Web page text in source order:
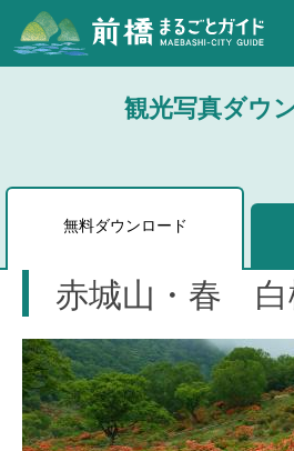
観光写真ダウ
無料ダウンロード
赤城山・春 白